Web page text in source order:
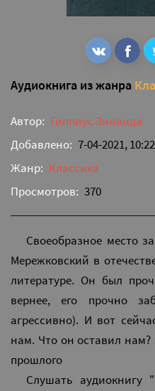
Аудиокнига из жанра
Автор: Гиппиус Зинаида
Добавлено: 7-04-2021, 10:22
Жанр: Классика
Просмотров: 370
Своеобразное место
Мережковский в
литературе. Он был
вернее, его прочно
агрессивно). И вот
нам. Что он оставил нам?
прошлого
Слушать